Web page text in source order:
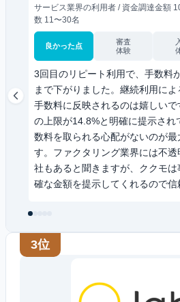
サービス業界の利用者 / 資金調達金額
数 11〜30名
良かった点
審査
体験
3回目のリピート利用で、手数料
まで下がりました。継続利用に
手数料に反映されるのは嬉しい
の上限が14.8%と明確に提示され
数料を取られる心配がないのが
す。ファクタリング業界には不
社もあると聞きますが、ククモ
確な金額を提示してくれるので信
3位